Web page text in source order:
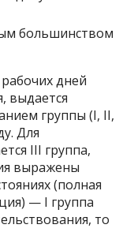
большинством
дней
выдается
группы (I, II,
Для
III группа,
выражены
(полная
— I группа
то